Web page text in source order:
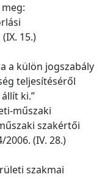
15.)
a külön jogszabály
teljesítéséről
ki.”
műszaki
szakértői
(IV. 28.)
szakmai